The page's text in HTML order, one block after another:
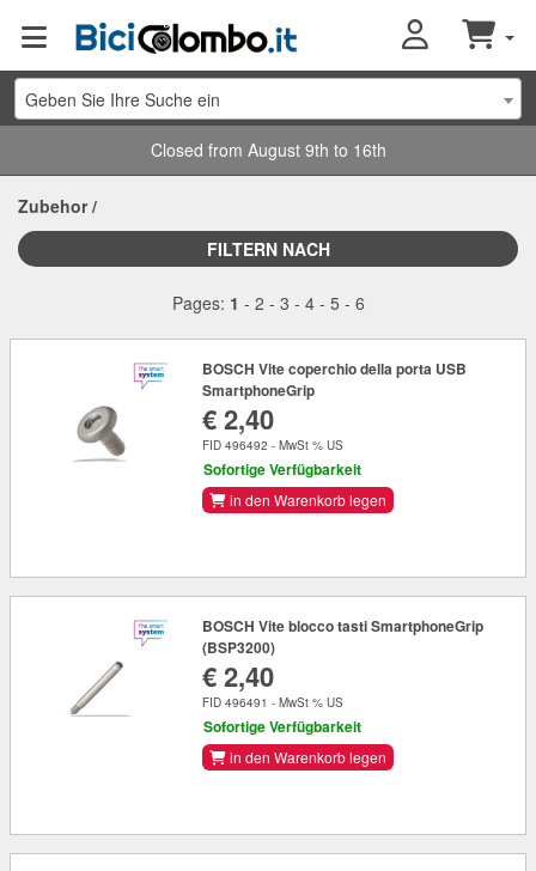
Geben Sie Ihre Suche ein
Closed from August 9th to 16th
Zubehor/
FILTERN NACH
Pages: 1 - 2 - 3 - 4- 5 - 6
BOSCH Vite coperchio della porta USB
SmartphoneGrip
€ 2,40
FID 496492 - MwSt % US
Sofortige Verfügbarkeit
in den Warenkorb legen
BOSCH Vite blocco tasti SmartphoneGrip
(BSP3200)
€ 2,40
FID 496491 - MwSt % US
Sofortige Verfügbarkeit
in den Warenkorb legen